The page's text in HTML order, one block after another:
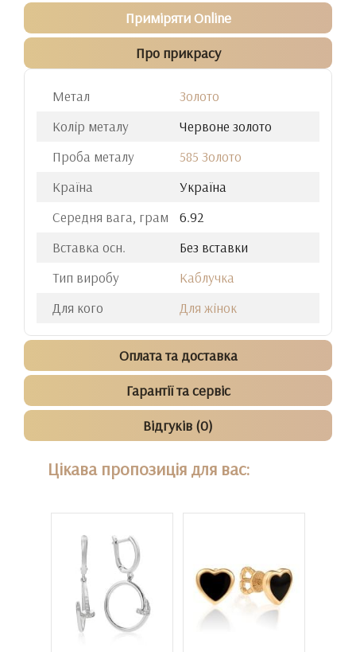
Приміряти Online
Про прикрасу
Метал
Золото
Колір металу
Червоне золото
Проба металу
585 Золото
Країна
Україна
Середня вага, грам
6.92
Вставка осн.
Без вставки
Тип виробу
Каблучка
Для кого
Для жінок
Оплата та доставка
Гарантії та сервіс
Відгуків (0)
Цікава пропозиція для вас: